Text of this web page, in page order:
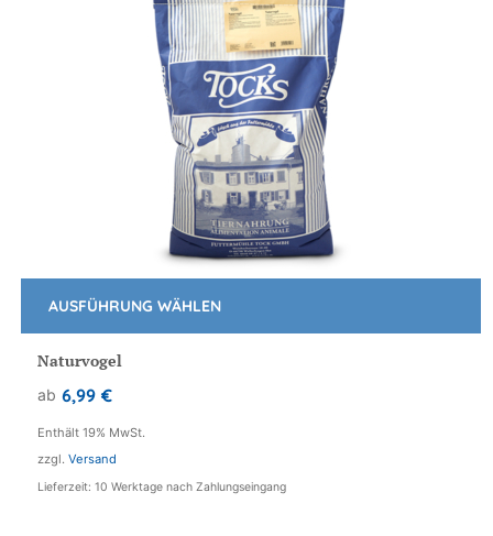
Naturvogel
ab 6,99 €
Enthält 19% MwSt.
zzgl.Versand
Lieferzeit: 10 Werktage nach Zahlungseingang
AUSFÜHRUNG WÄHLEN
Dieses
weist
mehrere
Varianten